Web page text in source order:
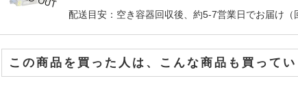
配送目安：空き容器回収後、約5-7営業日でお届け
この商品を買った人は、こんな商品も買ってい